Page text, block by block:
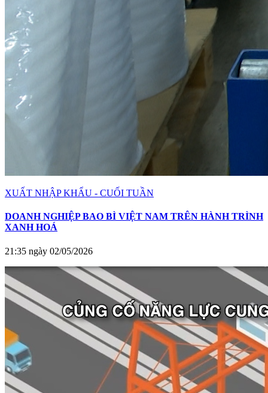
XUẤT NHẬP KHẨU - CUỐI TUẦN
DOANH NGHIỆP BAO BÌ VIỆT NAM TRÊN HÀNH TRÌNH
XANH HOÁ
21:35 ngày 02/05/2026